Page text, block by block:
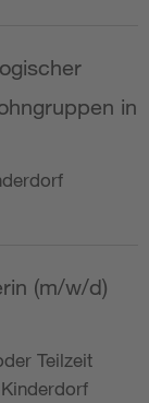
in
(m/w/d)
Teilzeit